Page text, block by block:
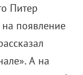
Питер
появление
А на